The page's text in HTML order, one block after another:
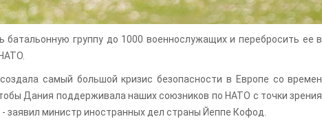
батальонную группу до 1000 военнослужащих и перебросить ее в
самый большой кризис безопасности в Европе со времен
Дания поддерживала наших союзников по НАТО с точки зрения
заявил министр иностранных дел страны Йеппе Кофод.